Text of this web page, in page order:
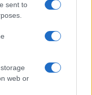
sent to
web or